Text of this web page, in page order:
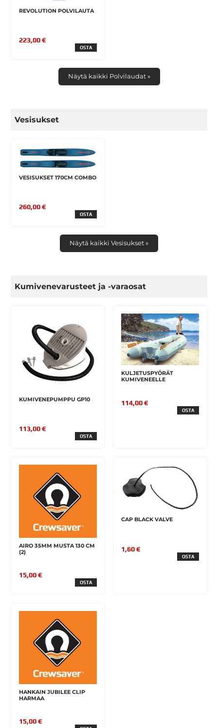
REVOLUTION POLVILAUTA
223,00 €
OSTA
Näytä kaikki Polvilaudat »
Vesisukset
VESISUKSET 170CM COMBO
260,00 €
OSTA
Näytä kaikki Vesisukset »
Kumivenevarusteet ja -varaosat
KUMIVENEPUMPPU GP10
113,00 €
OSTA
KULJETUSPYÖRÄT
KUMIVENEELLE
114,00 €
OSTA
AIRO 35MM MUSTA 130 CM
(2)
15,00 €
OSTA
CAP BLACK VALVE
1,60 €
OSTA
HANKAIN JUBILEE CLIP
HARMAA
15,00 €